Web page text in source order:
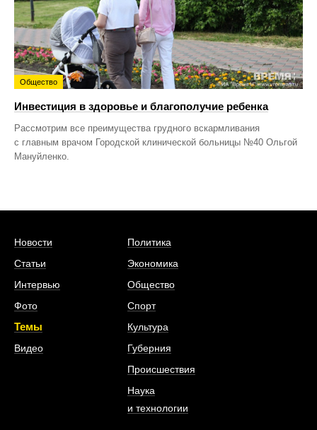
Общество
Инвестиция в здоровье и благополучие ребенка
Рассмотрим все преимущества грудного вскармливания
с главным врачом Городской клинической больницы №40 Ольгой
Мануйленко.
Новости
Статьи
Интервью
Фото
Темы
Видео
Политика
Экономика
Общество
Спорт
Культура
Губерния
Происшествия
Наука
и технологии